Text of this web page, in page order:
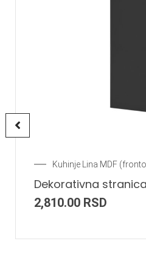
Kuhinje Lina MDF
Dekorativna
2,810.00 RSD